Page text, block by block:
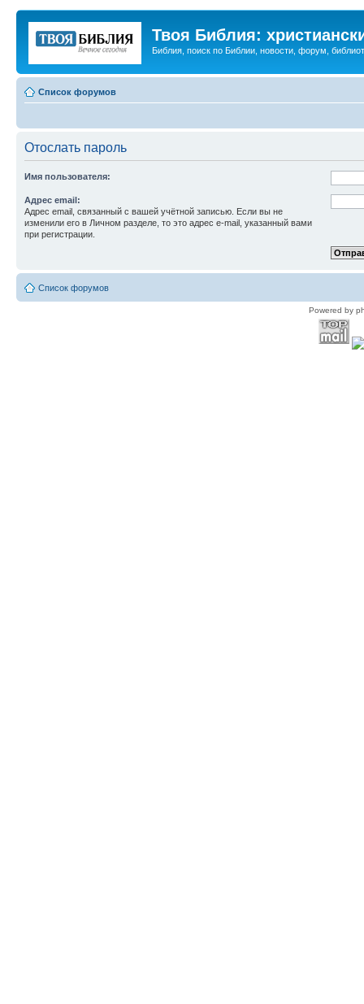
Твоя Библия:
Библия, поиск по Библии, новости, форум,
Список форумов
Отослать пароль
Имя пользователя:
Адрес email:
Адрес email, связанный с вашей учётной записью. Если вы не
изменили его в Личном разделе, то это адрес e-mail, указанный вами
при регистрации.
Список форумов
Powered by